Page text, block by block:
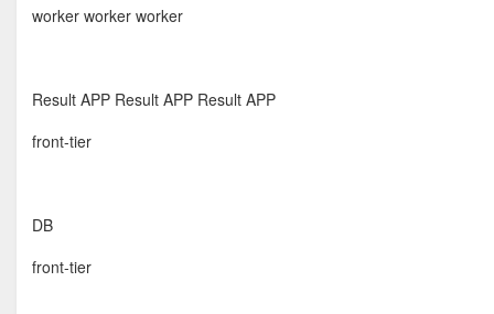
worker worker worker
Result APP Result APP Result APP
front-tier
DB
front-tier